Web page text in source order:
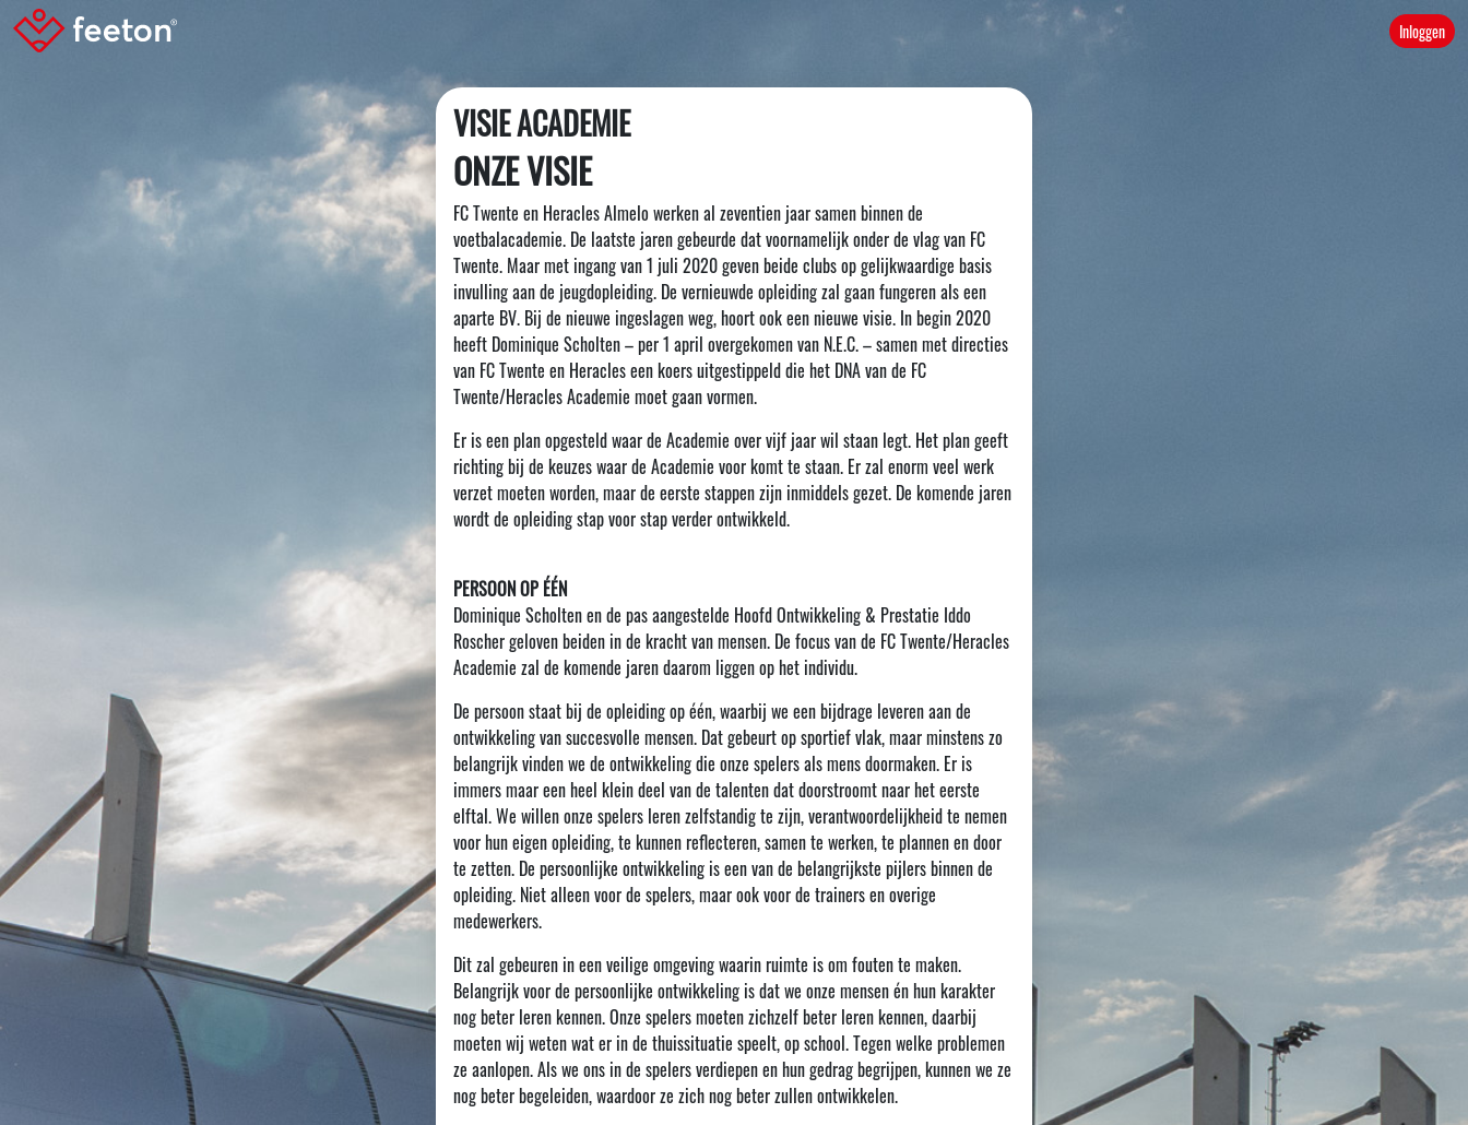
Inloggen
VISIE ACADEMIE
ONZE VISIE
FC Twente en Heracles Almelo werken al zeventien jaar samen binnen de
voetbalacademie. De laatste jaren gebeurde dat voornamelijk onder de vlag van FC
Twente. Maar met ingang van 1 juli 2020 geven beide clubs op gelijkwaardige basis
invulling aan de jeugdopleiding. De vernieuwde opleiding zal gaan fungeren als een
aparte BV. Bij de nieuwe ingeslagen weg, hoort ook een nieuwe visie. In begin 2020
heeft Dominique Scholten – per 1 april overgekomen van N.E.C. – samen met directies
van FC Twente en Heracles een koers uitgestippeld die het DNA van de FC
Twente/Heracles Academie moet gaan vormen.
Er is een plan opgesteld waar de Academie over vijf jaar wil staan legt. Het plan geeft
richting bij de keuzes waar de Academie voor komt te staan. Er zal enorm veel werk
verzet moeten worden, maar de eerste stappen zijn inmiddels gezet. De komende jaren
wordt de opleiding stap voor stap verder ontwikkeld.
PERSOON OP ÉÉN
Dominique Scholten en de pas aangestelde Hoofd Ontwikkeling & Prestatie Iddo
Roscher geloven beiden in de kracht van mensen. De focus van de FC Twente/Heracles
Academie zal de komende jaren daarom liggen op het individu.
De persoon staat bij de opleiding op één, waarbij we een bijdrage leveren aan de
ontwikkeling van succesvolle mensen. Dat gebeurt op sportief vlak, maar minstens zo
belangrijk vinden we de ontwikkeling die onze spelers als mens doormaken. Er is
immers maar een heel klein deel van de talenten dat doorstroomt naar het eerste
elftal. We willen onze spelers leren zelfstandig te zijn, verantwoordelijkheid te nemen
voor hun eigen opleiding, te kunnen reflecteren, samen te werken, te plannen en door
te zetten. De persoonlijke ontwikkeling is een van de belangrijkste pijlers binnen de
opleiding. Niet alleen voor de spelers, maar ook voor de trainers en overige
medewerkers.
Dit zal gebeuren in een veilige omgeving waarin ruimte is om fouten te maken.
Belangrijk voor de persoonlijke ontwikkeling is dat we onze mensen én hun karakter
nog beter leren kennen. Onze spelers moeten zichzelf beter leren kennen, daarbij
moeten wij weten wat er in de thuissituatie speelt, op school. Tegen welke problemen
ze aanlopen. Als we ons in de spelers verdiepen en hun gedrag begrijpen, kunnen we ze
nog beter begeleiden, waardoor ze zich nog beter zullen ontwikkelen.